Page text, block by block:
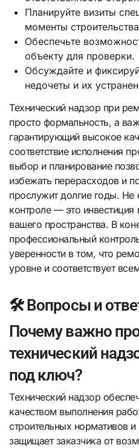
Планируйте визиты
моменты
Обеспечьте
объекту для проверки.
Обсуждайте и
недочеты и их
Технический надзор при
просто формальность, а
гарантирующий высокое
соответствие исполнения
выбор и планирование
избежать перерасходов и
прослужит долгие годы. Не
контроле — это
вашего пространства. В
профессиональный
уверенности в том, что
уровне и соответствует
🛠️ Вопросы и
Почему важно
технический
под ключ?
Технический надзор
качеством выполнения
строительных нормативов
защищает заказчика от